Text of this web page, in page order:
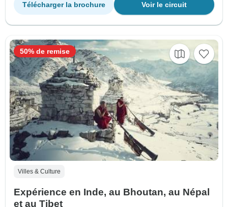
Voir le circuit
Télécharger la brochure
Villes & Culture
Expérience en Inde, au Bhoutan, au Népal
et au Tibet
50% de remise